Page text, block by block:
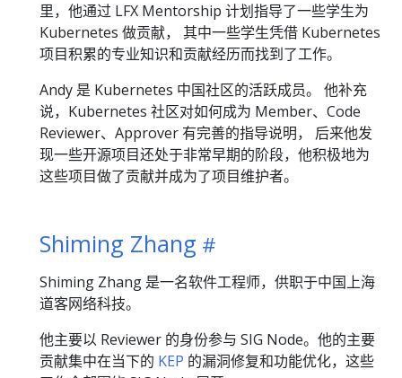
里，他通过 LFX Mentorship 计划指导了一些学生为
Kubernetes 做贡献， 其中一些学生凭借 Kubernetes
项目积累的专业知识和贡献经历而找到了工作。
Andy 是 Kubernetes 中国社区的活跃成员。 他补充
说，Kubernetes 社区对如何成为 Member、Code
Reviewer、Approver 有完善的指导说明， 后来他发
现一些开源项目还处于非常早期的阶段，他积极地为
这些项目做了贡献并成为了项目维护者。
Shiming Zhang
Shiming Zhang 是一名软件工程师，供职于中国上海
道客网络科技。
他主要以 Reviewer 的身份参与 SIG Node。他的主要
贡献集中在当下的 KEP 的漏洞修复和功能优化，这些